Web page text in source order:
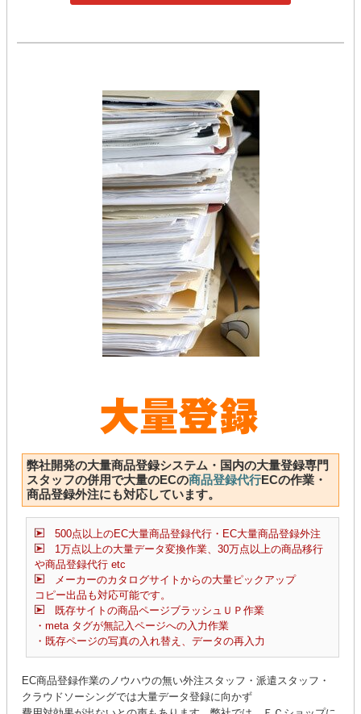
弊社開発の大量商品登録システム・国内の大量登録専門
スタッフの併用で大量のECの商品登録代行ECの作業・
商品登録外注にも対応しています。
500点以上のEC大量商品登録代行・EC大量商品登録外注
1万点以上の大量データ変換作業、30万点以上の商品移行
や商品登録代行 etc
メーカーのカタログサイトからの大量ピックアップ
コピー出品も対応可能です。
既存サイトの商品ページブラッシュＵＰ作業
・meta タグが無記入ページへの入力作業
・既存ページの写真の入れ替え、データの再入力
EC商品登録作業のノウハウの無い外注スタッフ・派遣スタッフ・
クラウドソーシングでは大量データ登録に向かず